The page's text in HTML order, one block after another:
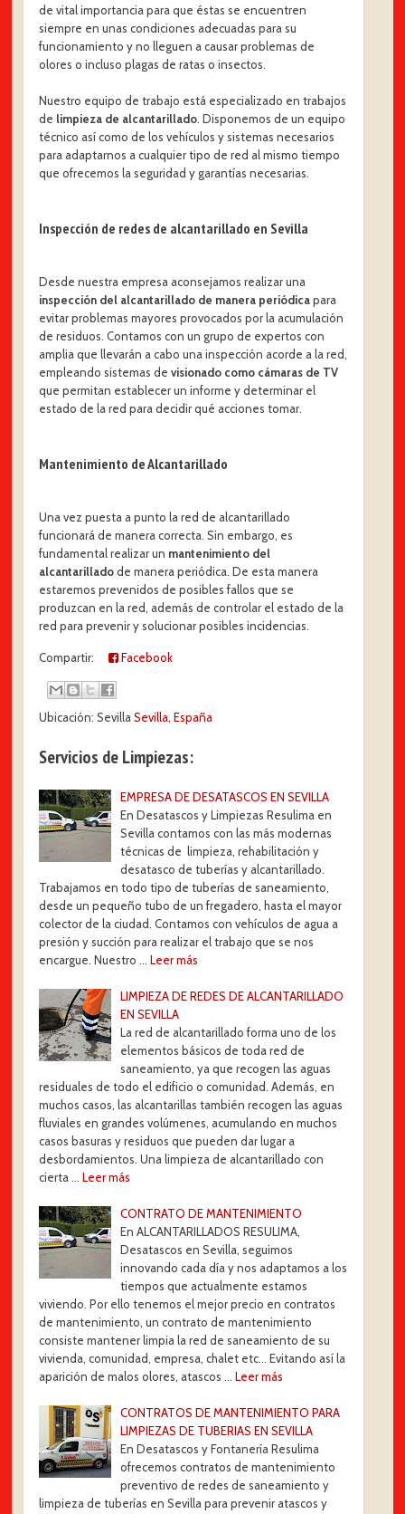
de vital importancia para que éstas se encuentren
siempre en unas condiciones adecuadas para su
funcionamiento y no lleguen a causar problemas de
olores o incluso plagas de ratas o insectos.
Nuestro equipo de trabajo está especializado en trabajos
de limpieza de alcantarillado. Disponemos de un equipo
técnico así como de los vehículos y sistemas necesarios
para adaptarnos a cualquier tipo de red al mismo tiempo
que ofrecemos la seguridad y garantías necesarias.
Inspección de redes de alcantarillado en Sevilla
Desde nuestra empresa aconsejamos realizar una
inspección del alcantarillado de manera periódicapara
evitar problemas mayores provocados por la acumulación
de residuos. Contamos con un grupo de expertos con
amplia que llevarán a cabo una inspección acorde a la red,
empleando sistemas devisionado como cámaras de TV
que permitan establecer un informe y determinar el
estado de la red para decidir qué acciones tomar.
Mantenimiento de Alcantarillado
Una vez puesta a punto la red de alcantarillado
funcionará de manera correcta. Sin embargo, es
fundamental realizar un mantenimiento del
alcantarilladode manera periódica. De esta manera
estaremos prevenidos de posibles fallos que se
produzcan en la red, además de controlar el estado de la
red para prevenir y solucionar posibles incidencias.
Compartir: Facebook
Ubicación: SevillaSevilla, España
Servicios de Limpiezas:
EMPRESA DE DESATASCOS EN SEVILLA
En Desatascos y Limpiezas Resulima en
Sevilla contamos con las más modernas
técnicas de limpieza, rehabilitación y
desatasco de tuberías y alcantarillado.
Trabajamos en todo tipo de tuberías de saneamiento,
desde un pequeño tubo de un fregadero, hasta el mayor
colector de la ciudad. Contamos con vehículos de agua a
presión y succión para realizar el trabajo que se nos
encargue. Nuestro … Leer más
LIMPIEZA DE REDES DE ALCANTARILLADO
EN SEVILLA
La red de alcantarillado forma uno de los
elementos básicos de toda red de
saneamiento, ya que recogen las aguas
residuales de todo el edificio o comunidad. Además, en
muchos casos, las alcantarillas también recogen las aguas
fluviales en grandes volúmenes, acumulando en muchos
casos basuras y residuos que pueden dar lugar a
desbordamientos. Una limpieza de alcantarillado con
cierta … Leer más
CONTRATO DE MANTENIMIENTO
En ALCANTARILLADOS RESULIMA,
Desatascos en Sevilla, seguimos
innovando cada día y nos adaptamos a los
tiempos que actualmente estamos
viviendo. Por ello tenemos el mejor precio en contratos
de mantenimiento, un contrato de mantenimiento
consiste mantener limpia la red de saneamiento de su
vivienda, comunidad, empresa, chalet etc... Evitando así la
aparición de malos olores, atascos … Leer más
CONTRATOS DE MANTENIMIENTO PARA
LIMPIEZAS DE TUBERIAS EN SEVILLA
En Desatascos y Fontanería Resulima
ofrecemos contratos de mantenimiento
preventivo de redes de saneamiento y
limpieza de tuberías en Sevilla para prevenir atascos y